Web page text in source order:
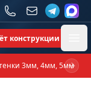
конструкции
3мм, 4мм, 5мм